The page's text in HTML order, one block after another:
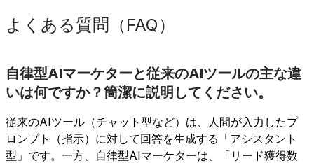
よくある質問（FAQ）
自律型AIマーケターと従来のAIツールの主な違
いは何ですか？簡潔に説明してください。
従来のAIツール（チャット型など）は、人間が入力したプ
ロンプト（指示）に対して回答を生成する「アシスタント
型」です。一方、自律型AIマーケターは、「リード獲得数